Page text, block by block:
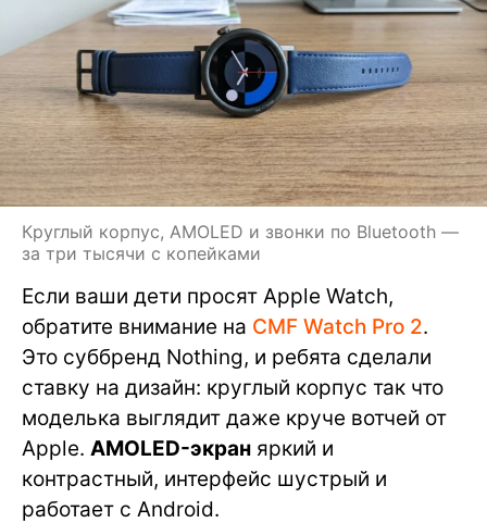
Круглый корпус, AMOLED и звонки по Bluetooth —
за три тысячи с копейками
Если ваши дети просят Apple Watch,
обратите внимание на CMF Watch Pro 2.
Это суббренд Nothing, и ребята сделали
ставку на дизайн: круглый корпус так что
моделька выглядит даже круче вотчей от
Apple. AMOLED-экран яркий и
контрастный, интерфейс шустрый и
работает с Android.